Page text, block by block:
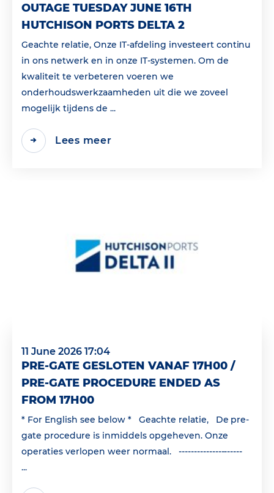
OUTAGE TUESDAY JUNE 16TH
HUTCHISON PORTS DELTA 2
Geachte relatie, Onze IT-afdeling investeert continu
in ons netwerk en in onze IT-systemen. Om de
kwaliteit te verbeteren voeren we
onderhoudswerkzaamheden uit die we zoveel
mogelijk tijdens de ...
Lees meer
11 June 2026 17:04
PRE-GATE GESLOTEN VANAF 17H00 /
PRE-GATE PROCEDURE ENDED AS
FROM 17H00
* For English see below * Geachte relatie, De pre-
gate procedure is inmiddels opgeheven. Onze
operaties verlopen weer normaal. ---------------------
...